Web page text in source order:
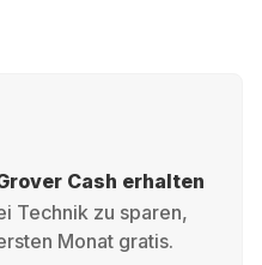
Cash erhalten
Technik zu sparen,
Monat gratis.